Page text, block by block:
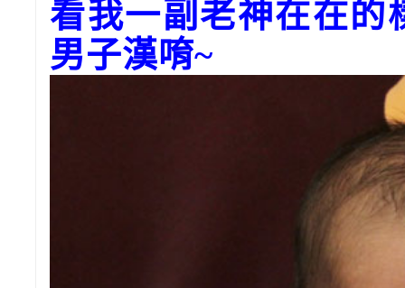
看我一副老神在在的
男子漢唷~